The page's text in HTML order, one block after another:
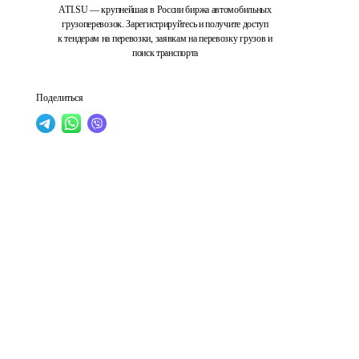
ATI.SU — крупнейшая в России биржа автомобильных
грузоперевозок. Зарегистрируйтесь и получите доступ
к тендерам на перевозки, заявкам на перевозку грузов и
поиск транспорта
Поделиться